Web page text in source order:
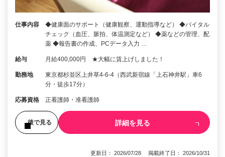
仕事内容
◆健康面のサポート（健康観察、運動指導など） ◆バイタル
チェック（血圧、脈拍、体温測定など） ◆薬などの管理、配
薬 ◆報告書の作成、PCデータ入力 …
給与 月給400,000円 ★大幅に賃上げしました！
勤務地
東京都杉並区上井草4-6-4（西武新宿線「上石神井駅」車6
分・徒歩17分）
応募資格 正看護師・准看護師
後で見る 詳細を見る
更新日： 2026/07/28 掲載終了日： 2026/10/31